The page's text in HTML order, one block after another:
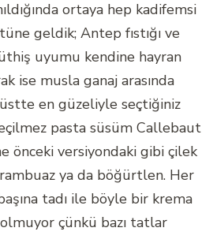
ortaya hep kadifemsi
geldik; Antep fıstığı ve
uyumu kendine hayran
ise musla ganaj arasında
en güzeliyle seçtiğiniz
pasta süsüm Callebaut
önceki versiyondaki gibi çilek
ya da böğürtlen. Her
tadı ile böyle bir krema
çünkü bazı tatlar